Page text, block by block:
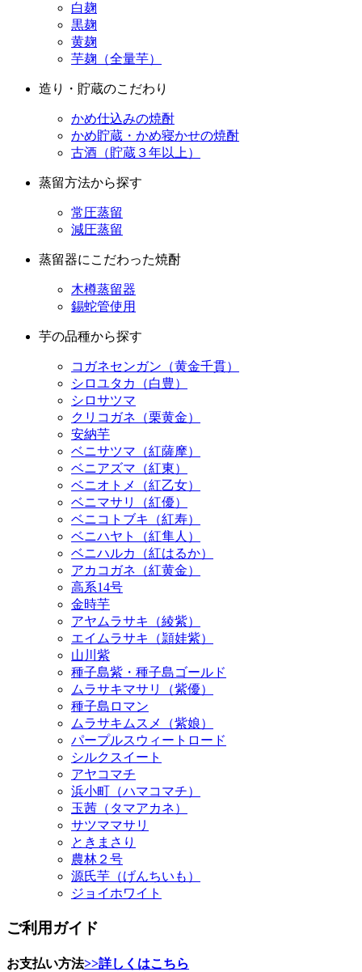
白麹
黒麹
黄麹
芋麹（全量芋）
造り・貯蔵のこだわり
かめ仕込みの焼酎
かめ貯蔵・かめ寝かせの焼酎
古酒（貯蔵３年以上）
蒸留方法から探す
常圧蒸留
減圧蒸留
蒸留器にこだわった焼酎
木樽蒸留器
錫蛇管使用
芋の品種から探す
コガネセンガン（黄金千貫）
シロユタカ（白豊）
シロサツマ
クリコガネ（栗黄金）
安納芋
ベニサツマ（紅薩摩）
ベニアズマ（紅東）
ベニオトメ（紅乙女）
ベニマサリ（紅優）
ベニコトブキ（紅寿）
ベニハヤト（紅隼人）
ベニハルカ（紅はるか）
アカコガネ（紅黄金）
高系14号
金時芋
アヤムラサキ（綾紫）
エイムラサキ（頴娃紫）
山川紫
種子島紫・種子島ゴールド
ムラサキマサリ（紫優）
種子島ロマン
ムラサキムスメ（紫娘）
パープルスウィートロード
シルクスイート
アヤコマチ
浜小町（ハマコマチ）
玉茜（タマアカネ）
サツママサリ
ときまさり
農林２号
源氏芋（げんちいも）
ジョイホワイト
ご利用ガイド
お支払い方法>>詳しくはこちら